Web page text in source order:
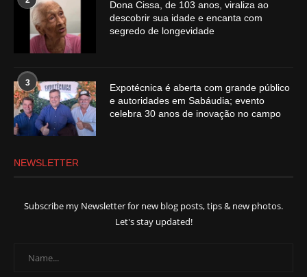
Dona Cissa, de 103 anos, viraliza ao
descobrir sua idade e encanta com
segredo de longevidade
3
Expotécnica é aberta com grande público
e autoridades em Sabáudia; evento
celebra 30 anos de inovação no campo
NEWSLETTER
Subscribe my Newsletter for new blog posts, tips & new photos.
Let's stay updated!